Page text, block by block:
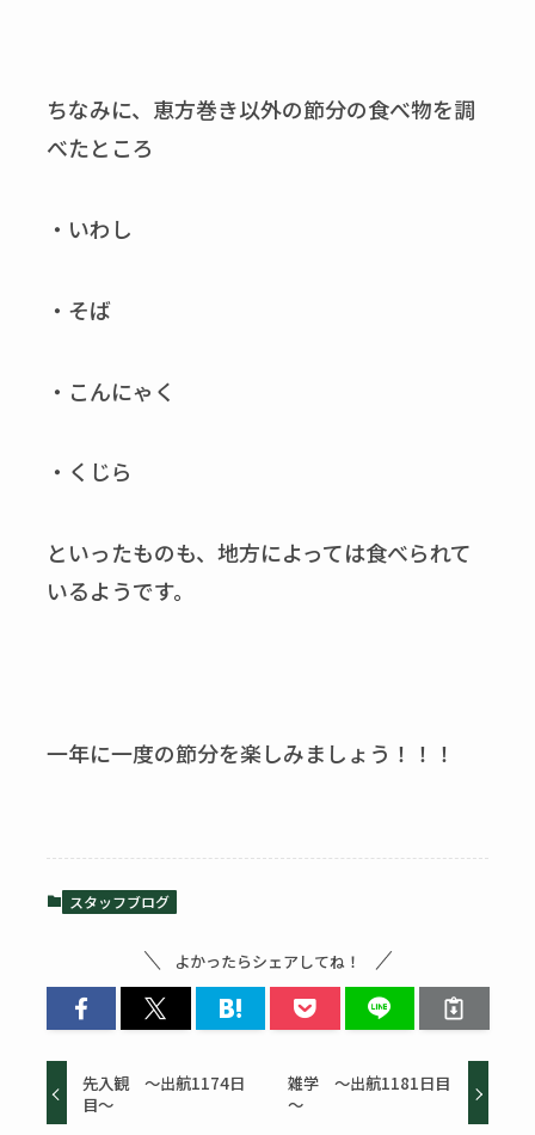
ちなみに、恵方巻き以外の節分の食べ物を調
べたところ
・いわし
・そば
・こんにゃく
・くじら
といったものも、地方によっては食べられて
いるようです。
一年に一度の節分を楽しみましょう！！！
スタッフブログ
よかったらシェアしてね！
先入観 ～出航1174日
目～
雑学 ～出航1181日目
～